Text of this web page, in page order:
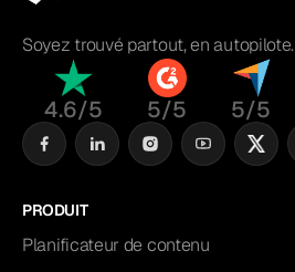
Soyez trouvé partout, en autopilote.
4.6/5 5/5 5/5
PRODUIT
Planificateur de contenu